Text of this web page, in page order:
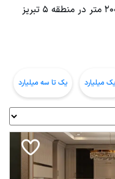
پاک کردن محدوده
میلیارد یک تا سه میلیارد